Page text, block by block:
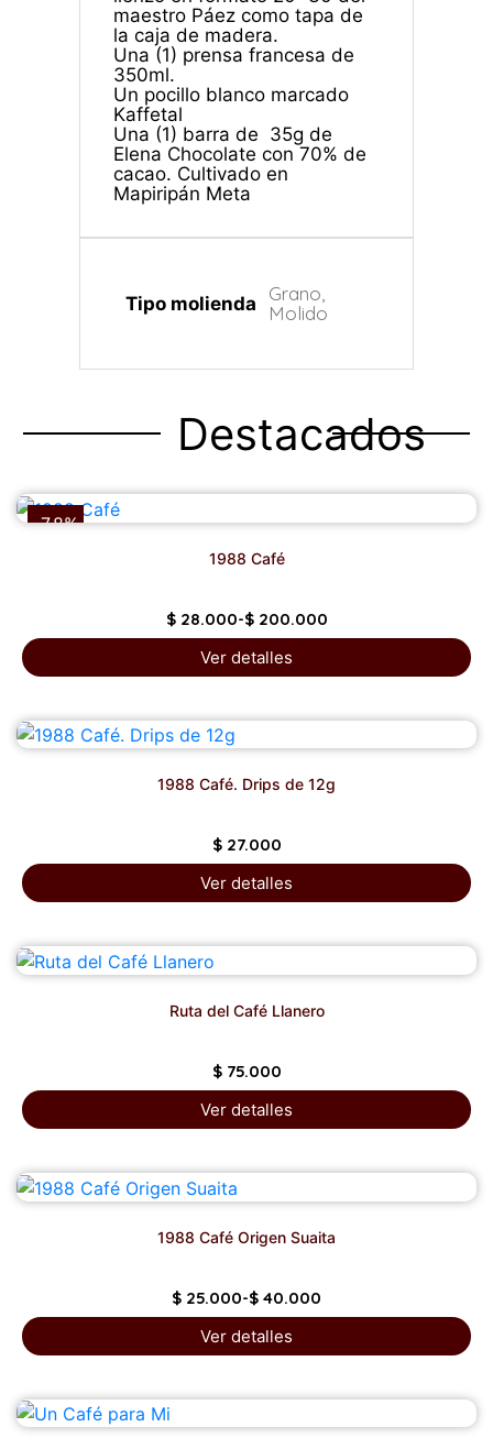
maestro Páez como tapa de
la caja de madera.
Una (1) prensa francesa de
350ml.
Un pocillo blanco marcado
Kaffetal
Una (1) barra de 35g de
Elena Chocolate con 70% de
cacao. Cultivado en
Mapiripán Meta
Tipo molienda
Grano,
Molido
Destacados
-7.8%
1988 Café
$28.000-$200.000
Ver detalles
1988 Café. Drips de 12g
$27.000
Ver detalles
Ruta del Café Llanero
$75.000
Ver detalles
1988 Café Origen Suaita
$ 25.000-$ 40.000
Ver detalles